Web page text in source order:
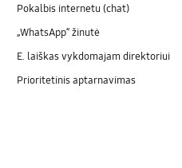
Pokalbis internetu (chat)
„WhatsApp“ žinutė
E. laiškas vykdomajam direktoriui
Prioritetinis aptarnavimas